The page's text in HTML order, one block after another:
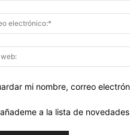
mi nombre, correo
a la lista de novedades